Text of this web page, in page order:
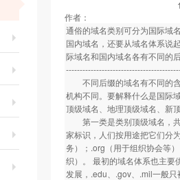
作者：
通俗的域名类别可分为国际域
国内域名，还要从域名体系说
际域名和国内域名各有不同的
不同后缀的域名有不同的含
机构不同。要解释什么是国际
顶级域名、地理顶级域名、新
第一类是类别顶级域名，共
家标识，人们按用途把它们分
务）；.org（用于组织协会等
织）。 最初的域名体系也主要
发展，.edu、.gov、.mil一般